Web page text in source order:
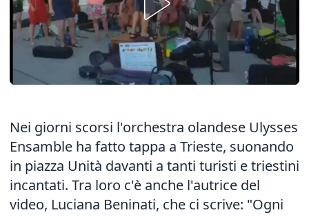
Nei giorni scorsi l'orchestra olandese Ulysses
Ensamble ha fatto tappa a Trieste, suonando
in piazza Unità davanti a tanti turisti e triestini
incantati. Tra loro c'è anche l'autrice del
video, Luciana Beninati, che ci scrive: "Ogni